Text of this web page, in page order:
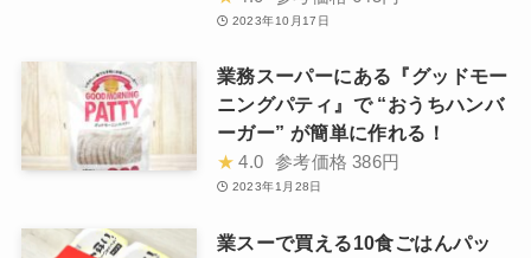
2023年10月17日
業務スーパーにある『グッドモー
ニングパティ』で “おうちハンバ
ーガー” が簡単に作れる！
★ 4.0 参考価格 386円
2023年1月28日
業スーで買える10食ごはんパッ